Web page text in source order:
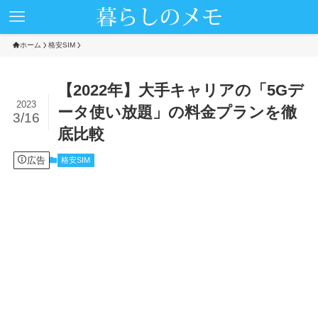
ホーム 格安SIM
【2022年】大手キャリアの「5Gデ
ータ使い放題」の料金プランを徹
底比較
2023
3/16
広告 格安SIM